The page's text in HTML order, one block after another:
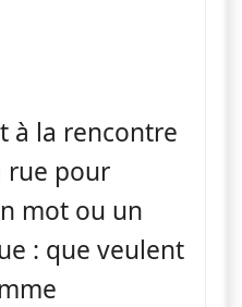
?
à la rencontre
rue pour
mot ou un
: que veulent